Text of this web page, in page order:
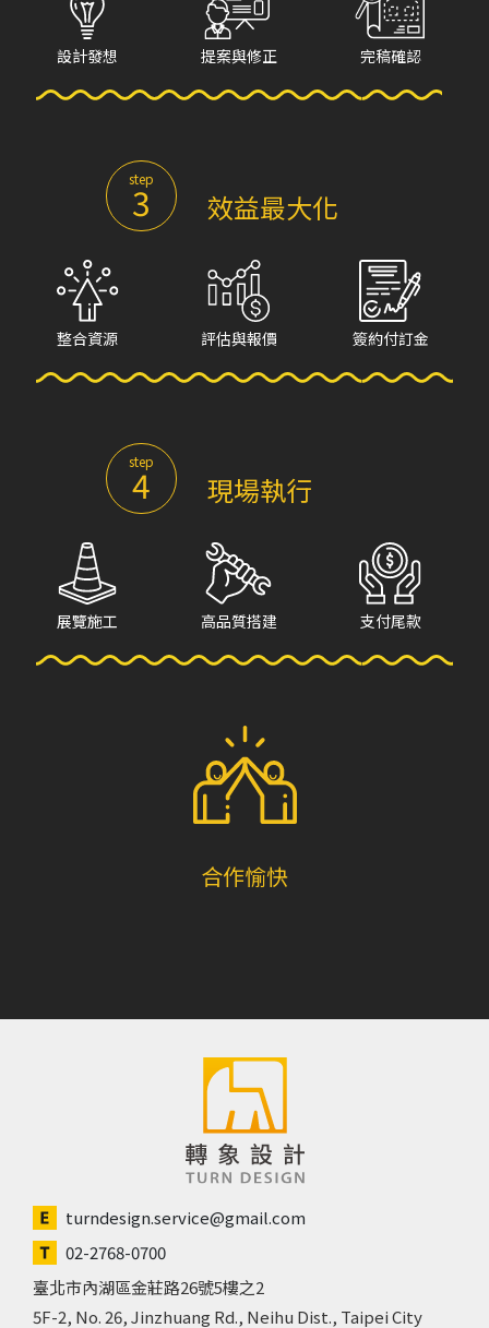
設計發想 提案與修正 完稿確認
step
3 效益最大化
整合資源 評估與報價 簽約付訂金
step
4 現場執行
展覽施工 高品質搭建 支付尾款
合作愉快
turndesign.service@gmail.com
02-2768-0700
臺北市內湖區金莊路26號5樓之2
5F-2, No. 26, Jinzhuang Rd., Neihu Dist., Taipei City